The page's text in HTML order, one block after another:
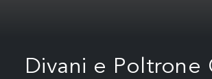
Divani e Poltrone